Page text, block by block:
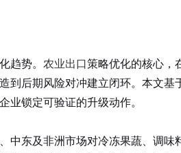
趋势。 农业出口策略优化的核心，
到后期风险对冲建立闭环。本文基
业锁定可验证的升级动作。
东及非洲市场对冷冻果蔬、调味